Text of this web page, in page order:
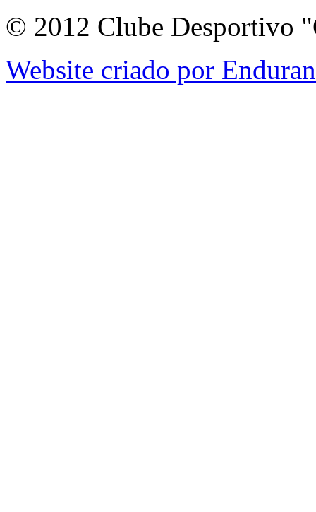
© 2012 Clube Desportivo
Website criado por